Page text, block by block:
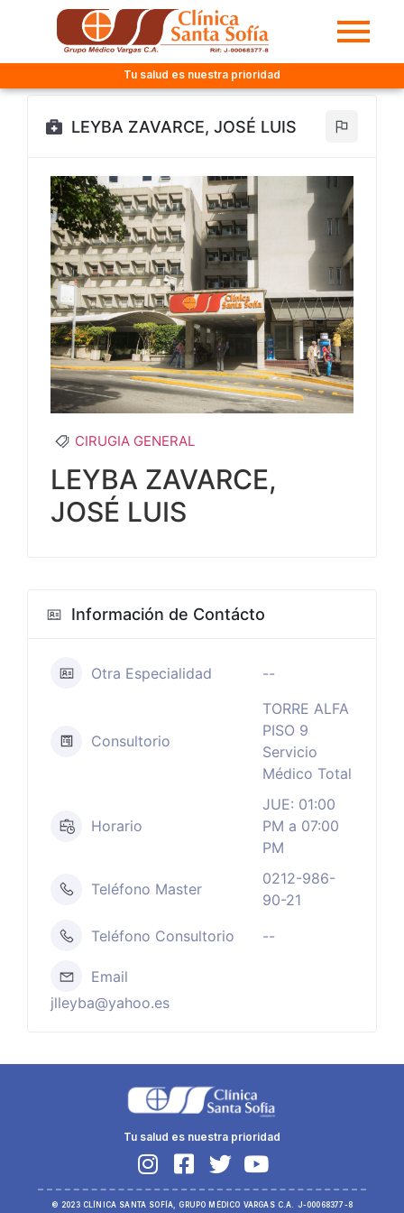
Tu salud es nuestra prioridad
LEYBA ZAVARCE, JOSÉ LUIS
CIRUGIA GENERAL
LEYBA ZAVARCE,
JOSÉ LUIS
Información de Contácto
Otra Especialidad --
Consultorio
TORRE ALFA
PISO 9
Servicio
Médico Total
Horario
JUE: 01:00
PM a 07:00
PM
Teléfono Master
0212-986-
90-21
Teléfono Consultorio
--
Email
jlleyba@yahoo.es
Tu salud es nuestra prioridad
© 2023 CLÍNICA SANTA SOFÍA, GRUPO MÉDICO VARGAS C.A. J-00068377-8